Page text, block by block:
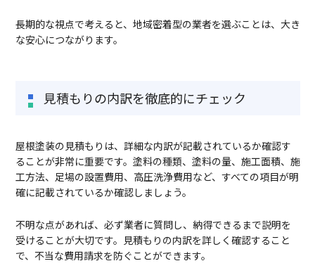
長期的な視点で考えると、地域密着型の業者を選ぶことは、大き
な安心につながります。
見積もりの内訳を徹底的にチェック
屋根塗装の見積もりは、詳細な内訳が記載されているか確認す
ることが非常に重要です。塗料の種類、塗料の量、施工面積、施
工方法、足場の設置費用、高圧洗浄費用など、すべての項目が明
確に記載されているか確認しましょう。
不明な点があれば、必ず業者に質問し、納得できるまで説明を
受けることが大切です。見積もりの内訳を詳しく確認すること
で、不当な費用請求を防ぐことができます。